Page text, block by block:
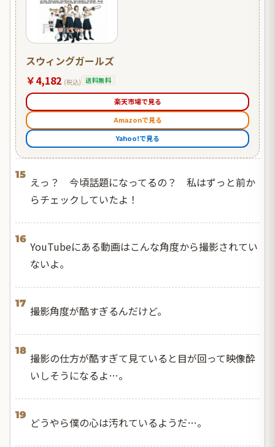
スウィングガールズ
￥4,182 (税込) 送料無料
楽天市場で見る
Amazonで見る
Yahoo!で見る
15
えっ？ 今頃話題になってるの？ 私はずっと前か
らチェックしていたよ！
16
YouTubeにある動画はこんな角度から撮影されてい
ないよ。
17
撮影角度が酷すぎるんだけど。
18
撮影の仕方が酷すぎて見ていると目が回って映像酔
いしそうになるよ…。
19
どうやら僕の心は汚れているようだ…。